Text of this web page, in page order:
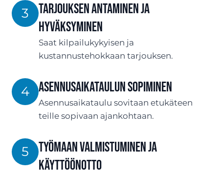
3
TARJOUksen antaminen ja
hyväksyminen
Saat kilpailukykyisen ja
kustannustehokkaan tarjouksen.
4 ASENNUSaikataulun sopiminen
Asennusaikataulu sovitaan etukäteen
teille sopivaan ajankohtaan.
5
Työmaan valmistuminen ja
käyttöönotto